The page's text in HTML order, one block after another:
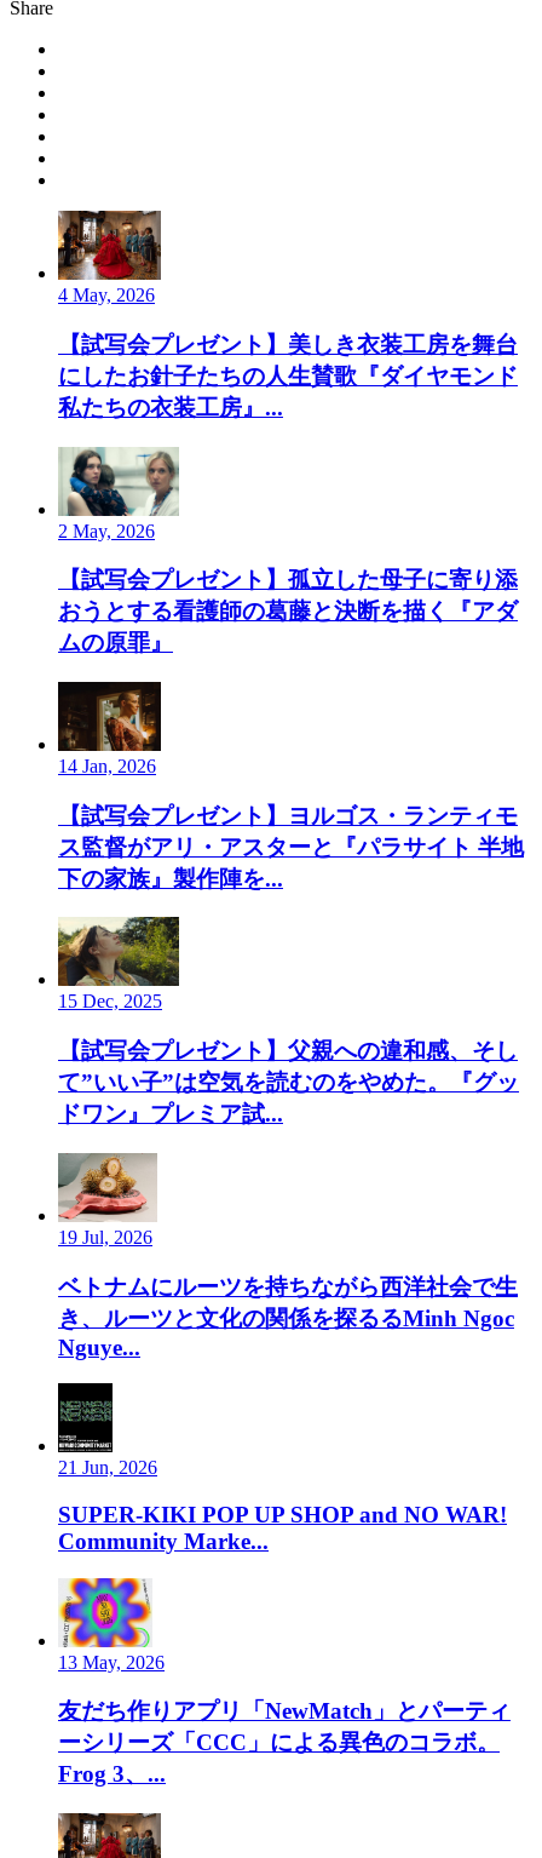
Share
4 May, 2026
【試写会プレゼント】美しき衣装工房を舞台
にしたお針子たちの人生賛歌『ダイヤモンド
私たちの衣装工房』...
2 May, 2026
【試写会プレゼント】孤立した母子に寄り添
おうとする看護師の葛藤と決断を描く『アダ
ムの原罪』
14 Jan, 2026
【試写会プレゼント】ヨルゴス・ランティモ
ス監督がアリ・アスターと『パラサイト 半地
下の家族』製作陣を...
15 Dec, 2025
【試写会プレゼント】父親への違和感、そし
て”いい子”は空気を読むのをやめた。『グッ
ドワン』プレミア試...
19 Jul, 2026
ベトナムにルーツを持ちながら西洋社会で生
き、ルーツと文化の関係を探るるMinh Ngoc
Nguye...
21 Jun, 2026
SUPER-KIKI POP UP SHOP and NO WAR!
Community Marke...
13 May, 2026
友だち作りアプリ「NewMatch」とパーティ
ーシリーズ「CCC」による異色のコラボ。
Frog 3、...